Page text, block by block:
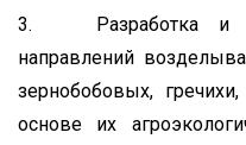
3. Разработка и
направлений
зернобобовых,
основе их